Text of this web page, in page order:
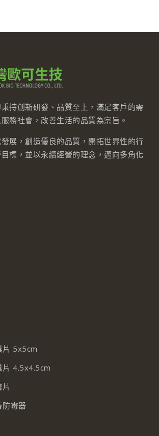
持創新研發、品質至上，滿足客戶的需
務社會，改善生活的品質為宗旨。
展，創造優良的品質，開拓世界性的行
標，並以永續經營的理念，邁向多角化
片 5x5cm
片 4.5x4.5cm
防霉器